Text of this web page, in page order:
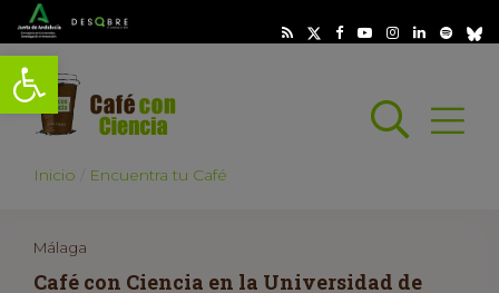
Abrir barra de herramientas
Abrir
Inicio Encuentra tu Café
Málaga
Café con Ciencia en la Universidad de